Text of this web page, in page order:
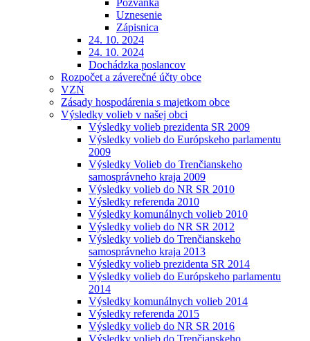
Pozvánka
Uznesenie
Zápisnica
24. 10. 2024
24. 10. 2024
Dochádzka poslancov
Rozpočet a záverečné účty obce
VZN
Zásady hospodárenia s majetkom obce
Výsledky volieb v našej obci
Výsledky volieb prezidenta SR 2009
Výsledky volieb do Európskeho parlamentu
2009
Výsledky Volieb do Trenčianskeho
samosprávneho kraja 2009
Výsledky volieb do NR SR 2010
Výsledky referenda 2010
Výsledky komunálnych volieb 2010
Výsledky volieb do NR SR 2012
Výsledky volieb do Trenčianskeho
samosprávneho kraja 2013
Výsledky volieb prezidenta SR 2014
Výsledky volieb do Európskeho parlamentu
2014
Výsledky komunálnych volieb 2014
Výsledky referenda 2015
Výsledky volieb do NR SR 2016
Výsledky volieb do Trenčianskeho